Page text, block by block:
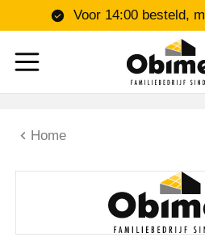
Voor 14:00 besteld,
Home